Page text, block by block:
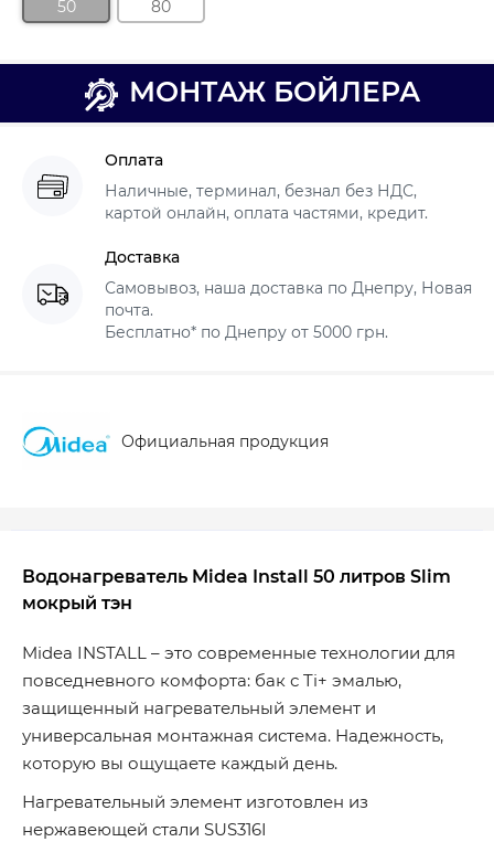
50 80
МОНТАЖ БОЙЛЕРА
Оплата
Наличные, терминал, безнал без НДС,
картой онлайн, оплата частями, кредит.
Доставка
Самовывоз, наша доставка по Днепру, Новая
почта.
Бесплатно* по Днепру от 5000 грн.
Официальная продукция
Водонагреватель Midea Install 50 литров Slim
мокрый тэн
Midea INSTALL – это современные технологии для
повседневного комфорта: бак с Ti+ эмалью,
защищенный нагревательный элемент и
универсальная монтажная система. Надежность,
которую вы ощущаете каждый день.
Нагревательный элемент изготовлен из
нержавеющей стали SUS316I